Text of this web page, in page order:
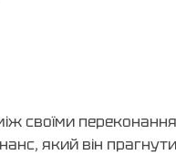
своїми
який він